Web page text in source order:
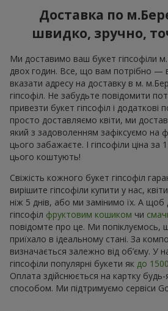
Доставка по
швидко, зручно,
Ми доставимо ваш букет гіпсофіли
двох годин. Все, що вам потрібно —
вказати адресу на доставку в м.
гіпсофіл. Не забудьте повідомити
привезти букет гіпсофіл і
просто доставляємо квіти, ми
який з задоволенням зафіксуємо на
цього забажаєте. І гіпсофіли ціна за
цього коштують!
Свіжість кожного букет гіпсофіл
вирішите гіпсофіли купити у нас,
ніж 5 днів, або ми замінимо їх. А
гіпсофіл фруктовим кошиком чи
повідомте про це. Ми попіклуємось,
приїхало в ідеальному стані. За
визначається залежно від об’єму. У
гіпсофіли популярні букети як до
Оплата здійснюється на картку
способом. Ми підтримуємо сервіси